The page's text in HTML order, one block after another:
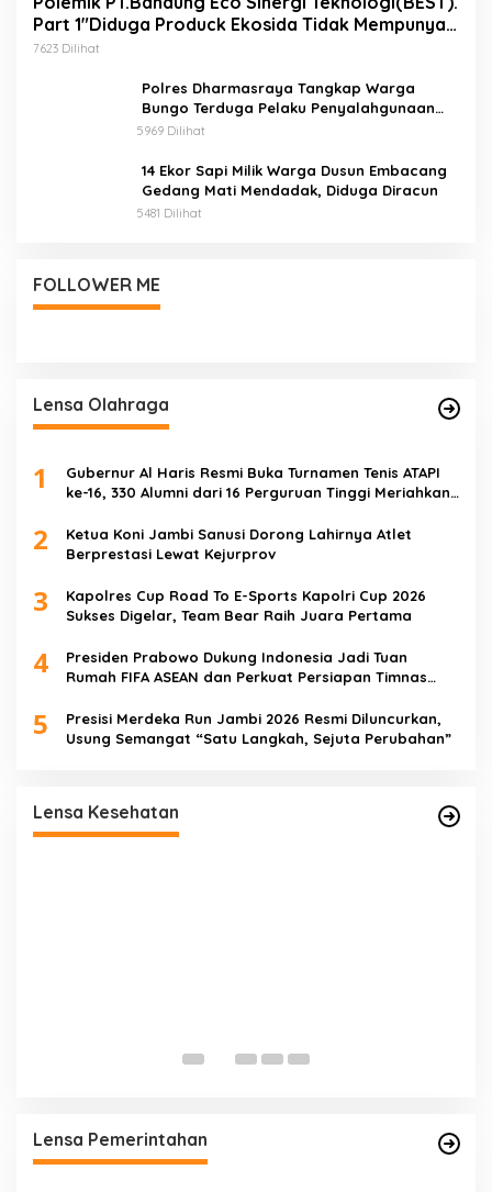
Part 1″Diduga Produck Ekosida Tidak Mempunyai
Izin Edar.
7623 Dilihat
Polres Dharmasraya Tangkap Warga
Bungo Terduga Pelaku Penyalahgunaan
BBM Bersubsidi
5969 Dilihat
14 Ekor Sapi Milik Warga Dusun Embacang
Gedang Mati Mendadak, Diduga Diracun
5481 Dilihat
FOLLOWER ME
Lensa Olahraga
1
Gubernur Al Haris Resmi Buka Turnamen Tenis ATAPI
ke-16, 330 Alumni dari 16 Perguruan Tinggi Meriahkan
2
Ketua Koni Jambi Sanusi Dorong Lahirnya Atlet
Berprestasi Lewat Kejurprov
3
Kapolres Cup Road To E-Sports Kapolri Cup 2026
Sukses Digelar, Team Bear Raih Juara Pertama
4
Presiden Prabowo Dukung Indonesia Jadi Tuan
Rumah FIFA ASEAN dan Perkuat Persiapan Timnas
5
Presisi Merdeka Run Jambi 2026 Resmi Diluncurkan,
Usung Semangat “Satu Langkah, Sejuta Perubahan”
Lensa Kesehatan
Prima
Lensa Pemerintahan